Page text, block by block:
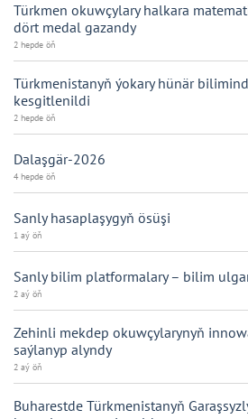
Türkmen okuwçylary halkara
dört medal gazandy
2 hepde öň
Türkmenistanyň ýokary hünär
kesgitlenildi
2 hepde öň
Dalaşgär-2026
4 hepde öň
Sanly hasaplaşygyň ösüşi
1 aý öň
Sanly bilim platformalary – bilim
2 aý öň
Zehinli mekdep okuwçylarynyň
saýlanyp alyndy
2 aý öň
Buharestde Türkmenistanyň